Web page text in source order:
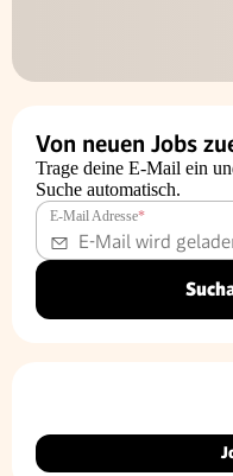
Von neuen Jobs
Trage deine E-Mail ein
Suche automatisch.
E-Mail Adresse*